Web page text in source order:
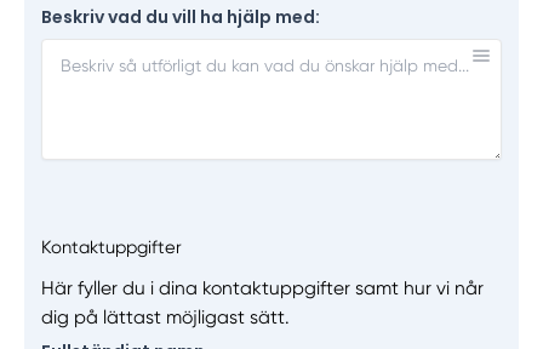
Beskriv vad du vill ha hjälp med:
Kontaktuppgifter
Här fyller du i dina kontaktuppgifter samt hur vi når
dig på lättast möjligast sätt.